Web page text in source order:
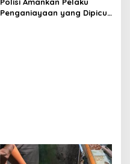
Penganiayaan yang Dipicu